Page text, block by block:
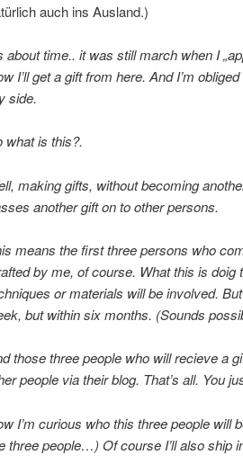
auch ins Ausland.)
about time.. it was still march when I
I’ll get a gift from here. And I’m
side.
what is this?.
making gifts, without becoming
another gift on to other persons.
means the first three persons who
by me, of course. What this is doig
or materials will be involved.
but within six months. (Sounds
those three people who will recieve a
people via their blog. That’s all. You
I’m curious who this three people will
three people…) Of course I’ll also ship